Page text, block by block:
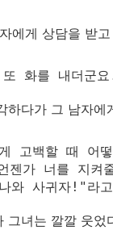
에게 상담을 받
화를 내더군
하다가 그 남자에
고백할 때 어떻
가 너를 지켜
와 사귀자!"라
그녀는 깔깔 웃었